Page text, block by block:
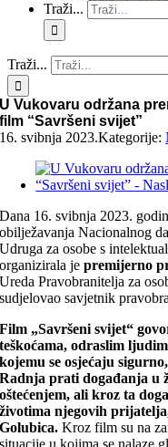
Traži...
Traži...
U Vukovaru održana
film “Savršeni svijet”
16. svibnja 2023.Kategorije:
Dana 16. svibnja 2023.
obilježavanja Nacionalnog
Udruga za osobe s
organizirala jepremijerno
Ureda Pravobranitelja za
sudjelovao savjetnik
Film „Savršeni svijet“
teškoćama, odraslim
kojemu se osjećaju
Radnja prati događanja u
oštećenjem, ali kroz ta
životima njegovih
Golubica. Kroz film su na
situacije u kojima se nalaze